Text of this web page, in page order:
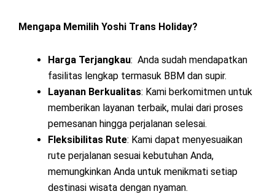
Mengapa Memilih Yoshi Trans Holiday?
Harga Terjangkau: Anda sudah mendapatkan
fasilitas lengkap termasuk BBM dan supir.
Layanan Berkualitas: Kami berkomitmen untuk
memberikan layanan terbaik, mulai dari proses
pemesanan hingga perjalanan selesai.
Fleksibilitas Rute: Kami dapat menyesuaikan
rute perjalanan sesuai kebutuhan Anda,
memungkinkan Anda untuk menikmati setiap
destinasi wisata dengan nyaman.